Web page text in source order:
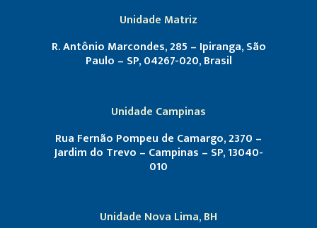
Unidade Matriz
R. Antônio Marcondes, 285 – Ipiranga, São
Paulo – SP, 04267-020, Brasil
Unidade Campinas
Rua Fernão Pompeu de Camargo, 2370 –
Jardim do Trevo – Campinas – SP, 13040-
010
Unidade Nova Lima, BH